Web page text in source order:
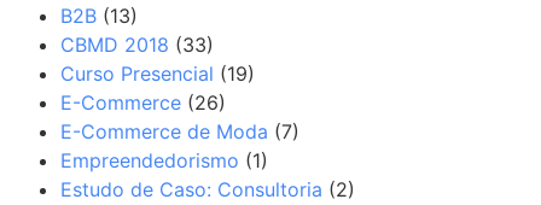
B2B (13)
CBMD 2018 (33)
Curso Presencial (19)
E-Commerce (26)
E-Commerce de Moda (7)
Empreendedorismo (1)
Estudo de Caso: Consultoria (2)